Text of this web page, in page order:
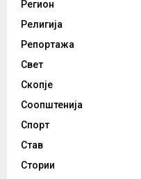
Регион
Религија
Репортажа
Свет
Скопје
Соопштенија
Спорт
Став
Стории